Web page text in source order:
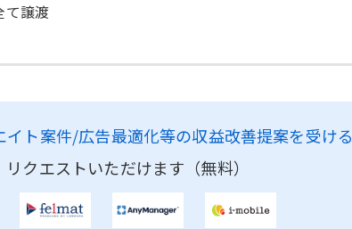
て譲渡
イト案件/広告最適化等の収益改善提案を受ける
クエストいただけます（無料）